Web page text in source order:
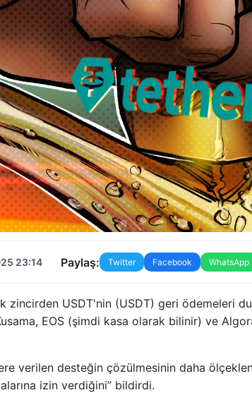
23:14 Paylaş: Twitter Facebook WhatsApp
zincirden USDT'nin (USDT) geri ödemeleri
EOS (şimdi kasa olarak bilinir) ve
verilen desteğin çözülmesinin daha
izin verdiğini” bildirdi.